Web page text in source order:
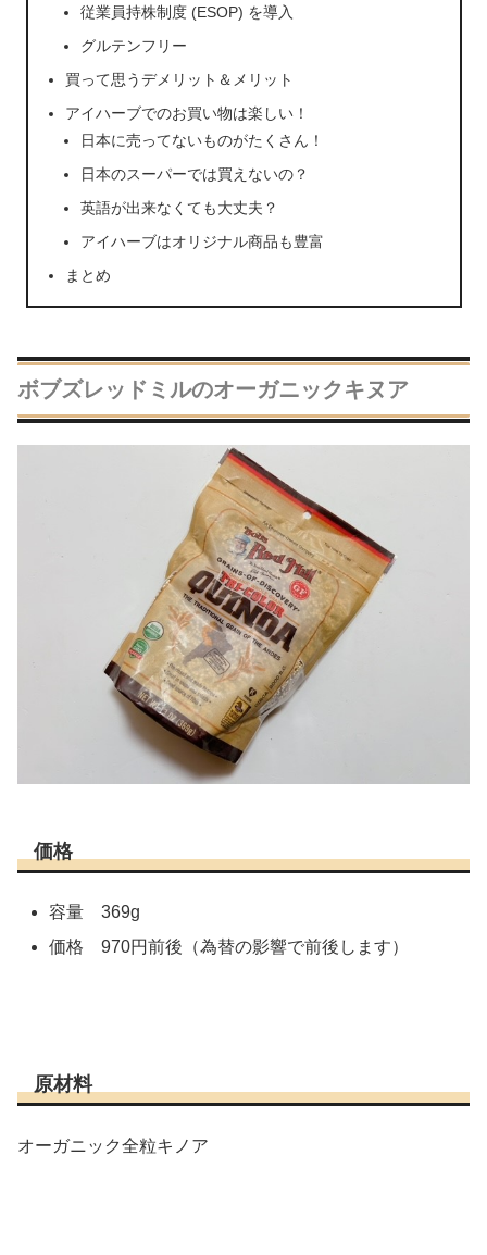
従業員持株制度 (ESOP) を導入
グルテンフリー
買って思うデメリット＆メリット
アイハーブでのお買い物は楽しい！
日本に売ってないものがたくさん！
日本のスーパーでは買えないの？
英語が出来なくても大丈夫？
アイハーブはオリジナル商品も豊富
まとめ
ボブズレッドミルのオーガニックキヌア
価格
容量 369g
価格 970円前後（為替の影響で前後します）
原材料
オーガニック全粒キノア